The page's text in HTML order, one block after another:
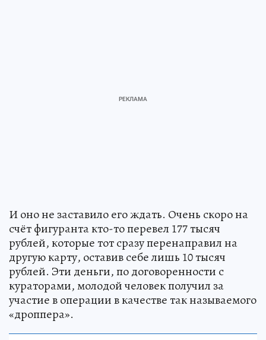
И оно не заставило его ждать. Очень скоро на
счёт фигуранта кто-то перевел 177 тысяч
рублей, которые тот сразу перенаправил на
другую карту, оставив себе лишь 10 тысяч
рублей. Эти деньги, по договоренности с
кураторами, молодой человек получил за
участие в операции в качестве так называемого
«дроппера».